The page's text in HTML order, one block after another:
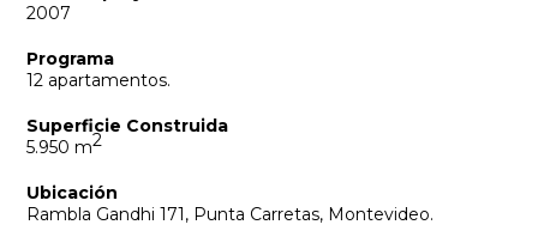
2007
Programa
12 apartamentos.
Superficie Construida
5.950 m2
Ubicación
Rambla Gandhi 171, Punta Carretas, Montevideo.